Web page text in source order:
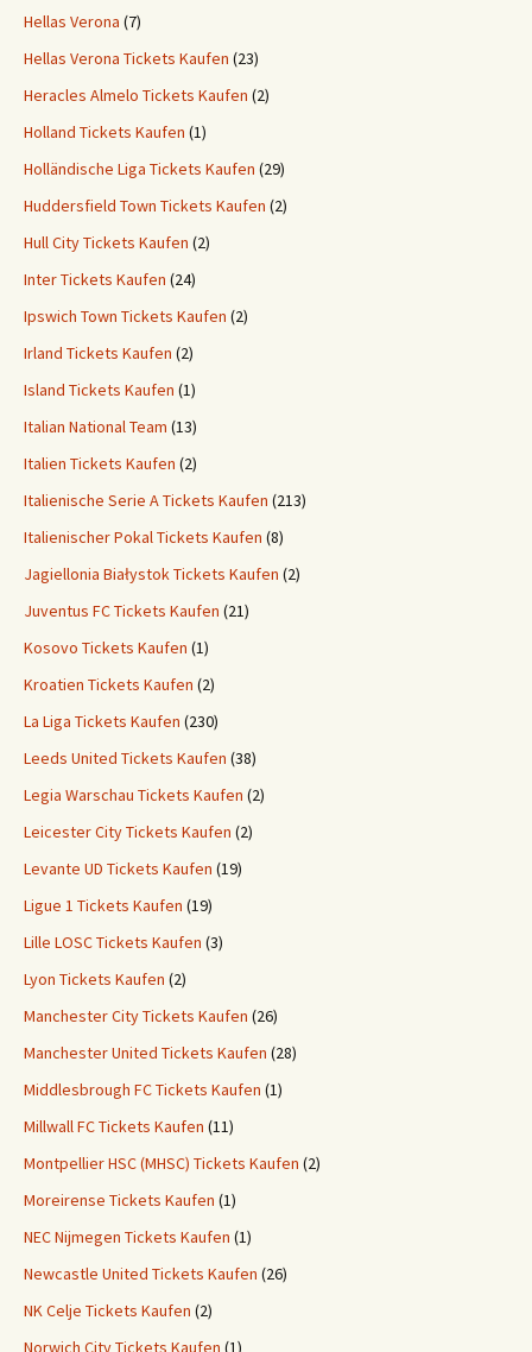
Hellas Verona (7)
Hellas Verona Tickets Kaufen (23)
Heracles Almelo Tickets Kaufen (2)
Holland Tickets Kaufen (1)
Holländische Liga Tickets Kaufen (29)
Huddersfield Town Tickets Kaufen (2)
Hull City Tickets Kaufen (2)
Inter Tickets Kaufen (24)
Ipswich Town Tickets Kaufen (2)
Irland Tickets Kaufen (2)
Island Tickets Kaufen (1)
Italian National Team (13)
Italien Tickets Kaufen (2)
Italienische Serie A Tickets Kaufen (213)
Italienischer Pokal Tickets Kaufen (8)
Jagiellonia Białystok Tickets Kaufen (2)
Juventus FC Tickets Kaufen (21)
Kosovo Tickets Kaufen (1)
Kroatien Tickets Kaufen (2)
La Liga Tickets Kaufen (230)
Leeds United Tickets Kaufen (38)
Legia Warschau Tickets Kaufen (2)
Leicester City Tickets Kaufen (2)
Levante UD Tickets Kaufen (19)
Ligue 1 Tickets Kaufen (19)
Lille LOSC Tickets Kaufen (3)
Lyon Tickets Kaufen (2)
Manchester City Tickets Kaufen (26)
Manchester United Tickets Kaufen (28)
Middlesbrough FC Tickets Kaufen (1)
Millwall FC Tickets Kaufen (11)
Montpellier HSC (MHSC) Tickets Kaufen (2)
Moreirense Tickets Kaufen (1)
NEC Nijmegen Tickets Kaufen (1)
Newcastle United Tickets Kaufen (26)
NK Celje Tickets Kaufen (2)